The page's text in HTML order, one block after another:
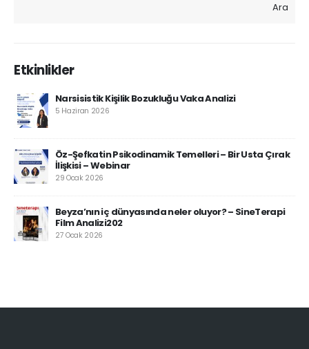
Ara
Etkinlikler
Narsisistik Kişilik Bozukluğu Vaka Analizi
5 Haziran 2026
Öz-Şefkatin Psikodinamik Temelleri – Bir Usta Çırak
İlişkisi – Webinar
29 Ocak 2026
Beyza’nın iç dünyasında neler oluyor? – SineTerapi
Film Analizi202
27 Ocak 2026